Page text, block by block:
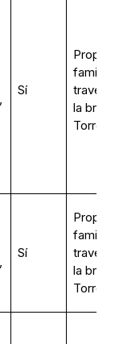
Sí
través
la
Sí
través
la